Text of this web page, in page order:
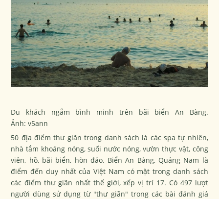
Du khách ngắm bình minh trên bãi biển An Bàng.
Ảnh:v5ann
50 địa điểm thư giãn trong danh sách là các spa tự nhiên,
nhà tắm khoáng nóng, suối nước nóng, vườn thực vật, công
viên, hồ, bãi biển, hòn đảo. Biển An Bàng, Quảng Nam là
điểm đến duy nhất của Việt Nam có mặt trong danh sách
các điểm thư giãn nhất thế giới, xếp vị trí 17. Có 497 lượt
người dùng sử dụng từ "thư giãn" trong các bài đánh giá